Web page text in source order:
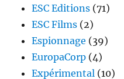
ESC Editions (71)
ESC Films (2)
Espionnage (39)
EuropaCorp (4)
Expérimental (10)